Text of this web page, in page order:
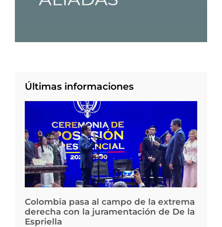
Últimas informaciones
Colombia pasa al campo de la extrema
derecha con la juramentación de De la
Espriella